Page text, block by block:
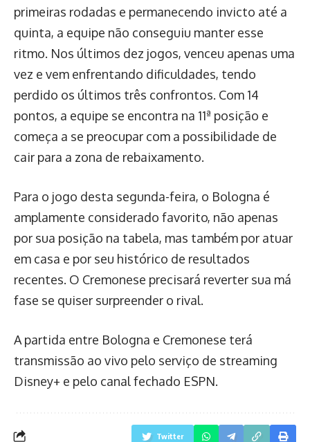
primeiras rodadas e permanecendo invicto até a
quinta, a equipe não conseguiu manter esse
ritmo. Nos últimos dez jogos, venceu apenas uma
vez e vem enfrentando dificuldades, tendo
perdido os últimos três confrontos. Com 14
pontos, a equipe se encontra na 11ª posição e
começa a se preocupar com a possibilidade de
cair para a zona de rebaixamento.
Para o jogo desta segunda-feira, o Bologna é
amplamente considerado favorito, não apenas
por sua posição na tabela, mas também por atuar
em casa e por seu histórico de resultados
recentes. O Cremonese precisará reverter sua má
fase se quiser surpreender o rival.
A partida entre Bologna e Cremonese terá
transmissão ao vivo pelo serviço de streaming
Disney+ e pelo canal fechado ESPN.
Twitter